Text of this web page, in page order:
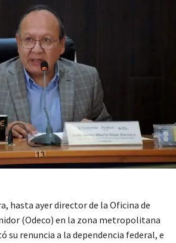
hasta ayer director de la Oficina de
(Odeco) en la zona metropolitana
su renuncia a la dependencia federal, e